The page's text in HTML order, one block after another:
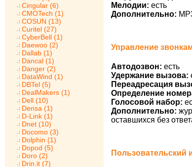
Cingular (6)
CMOTech (1)
COSUN (13)
Curitel (27)
CyberBell (1)
Daewoo (2)
Dallab (1)
Dancal (1)
Danger (2)
DataWind (1)
DBTel (5)
DealMakers (1)
Dell (10)
Densa (1)
D-Link (1)
Dnet (10)
Docomo (3)
Dolphin (1)
Dopod (5)
Doro (2)
Drin.it (7)
Мелодии: есть
Дополнительно:
Управление
Автодозвон: есть
Удержание вызова:
Переадресация
Определение
Голосовой набор:
Дополнительно:
оставшихся без
Пользовательский